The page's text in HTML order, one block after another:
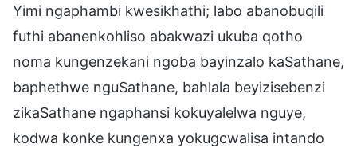
Yimi ngaphambi kwesikhathi; labo abanobuqili
futhi abanenkohliso abakwazi ukuba qotho
noma kungenzekani ngoba bayinzalo kaSathane,
baphethwe nguSathane, bahlala beyizisebenzi
zikaSathane ngaphansi kokuyalelwa nguye,
kodwa konke kungenxa yokugcwalisa intando